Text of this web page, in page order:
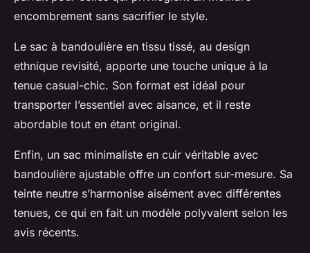
encombrement sans sacrifier le style.
Le sac à bandoulière en tissu tissé, au design
ethnique revisité, apporte une touche unique à la
tenue casual-chic. Son format est idéal pour
transporter l’essentiel avec aisance, et il reste
abordable tout en étant original.
Enfin, un sac minimaliste en cuir véritable avec
bandoulière ajustable offre un confort sur-mesure. Sa
teinte neutre s’harmonise aisément avec différentes
tenues, ce qui en fait un modèle polyvalent selon les
avis récents.